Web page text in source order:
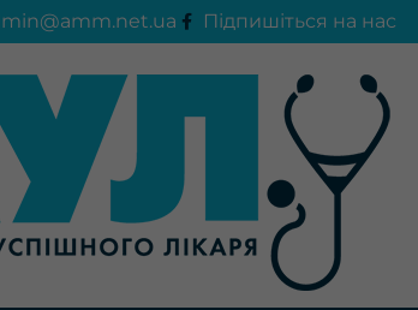
Підпишіться на нас